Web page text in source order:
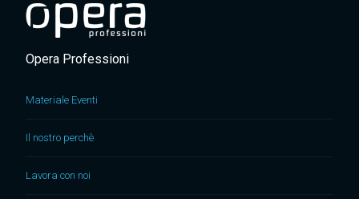
Opera Professioni
Materiale Eventi
Il nostro perchè
Lavora con noi